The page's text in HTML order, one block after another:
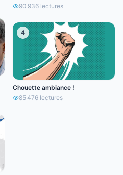
90 936 lectures
4
Chouette ambiance !
85 476 lectures